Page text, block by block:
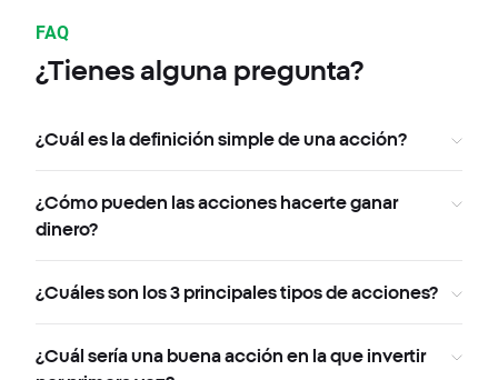
FAQ
¿Tienes alguna pregunta?
¿Cuál es la definición simple de una acción?
¿Cómo pueden las acciones hacerte ganar
dinero?
¿Cuáles son los 3 principales tipos de acciones?
¿Cuál sería una buena acción en la que invertir